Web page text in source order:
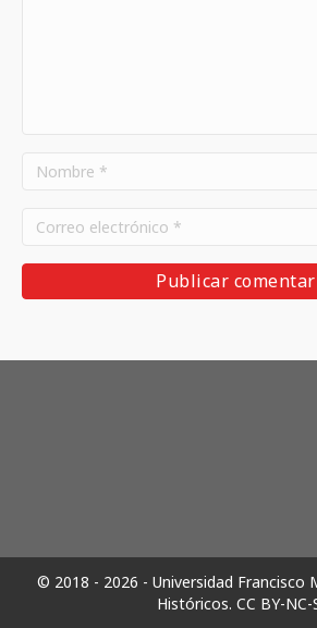
© 2018 - 2026 - Universidad Francisco
Históricos. CC BY-NC-